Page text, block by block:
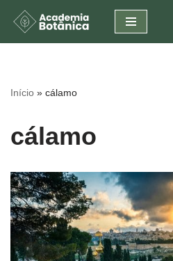
Pular
conteúdo
Início » cálamo
cálamo